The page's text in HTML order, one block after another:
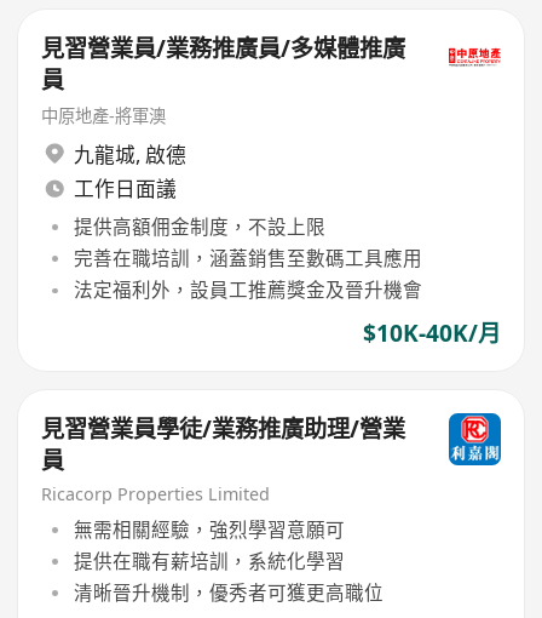
見習營業員/業務推廣員/多媒體推廣
員
中原地產-將軍澳
九龍城, 啟德
工作日面議
提供高額佣金制度，不設上限
完善在職培訓，涵蓋銷售至數碼工具應用
法定福利外，設員工推薦獎金及晉升機會
$10K-40K/月
見習營業員學徒/業務推廣助理/營業
員
Ricacorp Properties Limited
無需相關經驗，強烈學習意願可
提供在職有薪培訓，系統化學習
清晰晉升機制，優秀者可獲更高職位